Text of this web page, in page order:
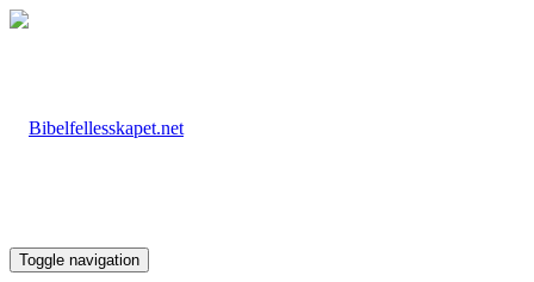
Toggle navigation